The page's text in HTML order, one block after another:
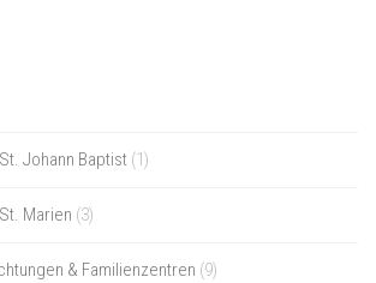
Johann Baptist (1)
Marien (3)
& Familienzentren (9)